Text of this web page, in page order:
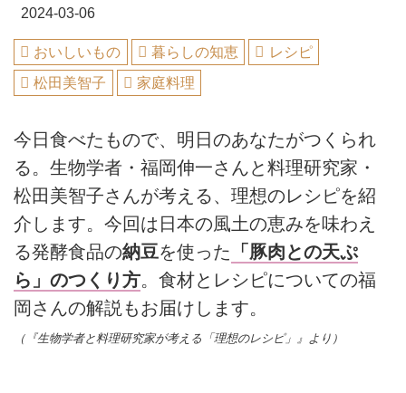
2024-03-06
おいしいもの 暮らしの知恵
レシピ
松田美智子
家庭料理
今日食べたもので、明日のあなたがつくられ
る。生物学者・福岡伸一さんと料理研究家・
松田美智子さんが考える、理想のレシピを紹
介します。今回は日本の風土の恵みを味わえ
る発酵食品の納豆を使った 「豚肉との天ぷ
ら」のつくり方。食材とレシピについての福
岡さんの解説もお届けします。
（『生物学者と料理研究家が考える「理想のレシピ」』より）